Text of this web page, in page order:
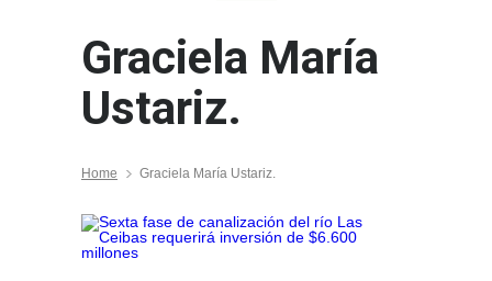
Graciela María
Ustariz.
Home Graciela María Ustariz.